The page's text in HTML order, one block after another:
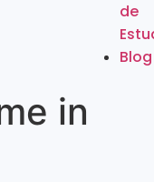
de
Blog
in